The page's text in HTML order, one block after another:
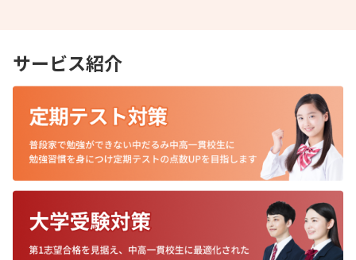
サービス紹介